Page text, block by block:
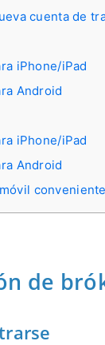
cuenta de
iPhone/iPad
Android
iPhone/iPad
Android
de